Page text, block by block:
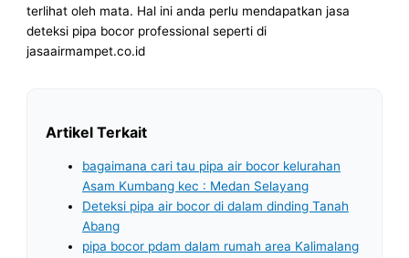
terlihat oleh mata. Hal ini anda perlu mendapatkan jasa
deteksi pipa bocor professional seperti di
jasaairmampet.co.id
Artikel Terkait
bagaimana cari tau pipa air bocor kelurahan
Asam Kumbang kec : Medan Selayang
Deteksi pipa air bocor di dalam dinding Tanah
Abang
pipa bocor pdam dalam rumah area Kalimalang